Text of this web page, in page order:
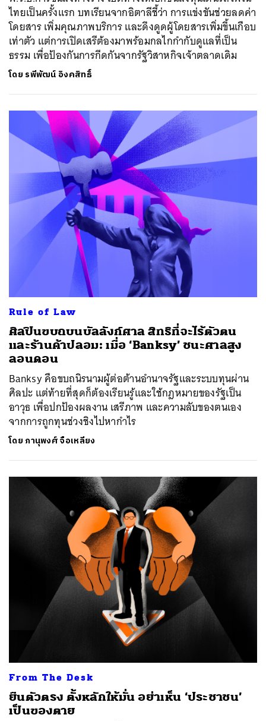
ไทยเป็นครั้งแรก บทเรียนจากอิตาลีชี้ว่า การแข่งขันช่วยลดค่า
โดยสาร เพิ่มคุณภาพบริการ และดึงดูดผู้โดยสารเพิ่มขึ้นเกือบ
เท่าตัว แต่การเปิดเสรีต้องมาพร้อมกลไกกำกับดูแลที่เป็น
ธรรม เพื่อป้องกันการกีดกันจากรัฐวิสาหกิจเจ้าตลาดเดิม
โดย รพีพัฒน์ อิงคสิทธิ์
Rule of Law
ศิลปินขบถบนบัลลังก์ศาล สิทธิที่จะไร้ตัวตน
และร้านค้าปลอม: เมื่อ ‘Banksy’ ชนะศาลสูง
ลอนดอน
Banksy คือขบถนิรนามผู้ต่อต้านอำนาจรัฐและระบบทุนผ่าน
ศิลปะ แต่ท้ายที่สุดก็ต้องเรียนรู้และใช้กฎหมายของรัฐเป็น
อาวุธ เพื่อปกป้องผลงาน เสรีภาพ และความลับของตนเอง
จากการถูกทุนช่วงชิงไปหากำไร
โดย ภานุพงศ์ จือเหลียง
From The Desk
ยืนตัวตรง ตั้งหลักให้มั่น อย่าเห็น ‘ประชาชน’
เป็นของตาย